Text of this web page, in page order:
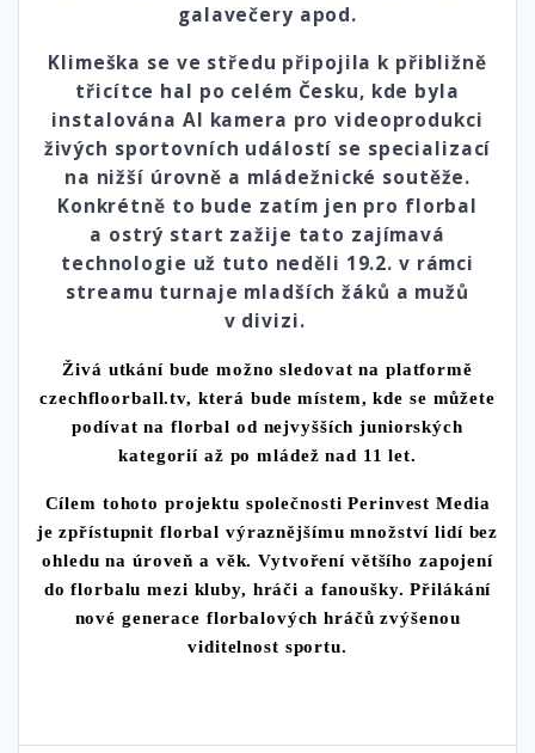
galavečery apod.
Klimeška se ve středu připojila k přibližně
třicítce hal po celém Česku, kde byla
instalována AI kamera pro videoprodukci
živých sportovních událostí se specializací
na nižší úrovně a mládežnické soutěže.
Konkrétně to bude zatím jen pro florbal
a ostrý start zažije tato zajímavá
technologie už tuto neděli 19.2. v rámci
streamu turnaje mladších žáků a mužů
v divizi.
Živá utkání bude možno sledovat na platformě
czechfloorball.tv, která bude místem, kde se můžete
podívat na florbal od nejvyšších juniorských
kategorií až po mládež nad 11 let.
Cílem tohoto projektu společnosti Perinvest Media
je zpřístupnit florbal výraznějšímu množství lidí bez
ohledu na úroveň a věk. Vytvoření většího zapojení
do florbalu mezi kluby, hráči a fanoušky. Přilákání
nové generace florbalových hráčů zvýšenou
viditelnost sportu.